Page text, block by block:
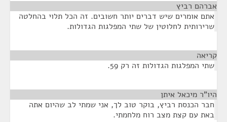
אברהם רביץ
אתם אומרים שיש דברים יותר חשובים. זה הכל תלוי בהחלטה
שרירותית לחלוטין של שתי המפלגות הגדולות.
קריאה
שתי המפלגות הגדולות זה רק 59.
היו"ר מיכאל איתן
חבר הכנסת רביץ, בוקר טוב לך, אני שמתי לב שהיום אתה
באת עם קצת מצב רוח מלחמתי.